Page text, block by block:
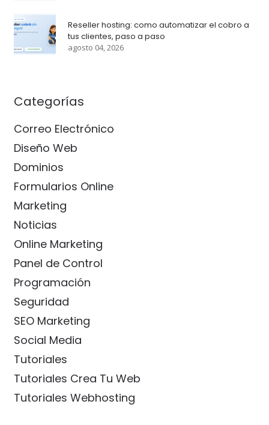
Reseller hosting: como automatizar el cobro a
tus clientes, paso a paso
agosto 04, 2026
Categorías
Correo Electrónico
Diseño Web
Dominios
Formularios Online
Marketing
Noticias
Online Marketing
Panel de Control
Programación
Seguridad
SEO Marketing
Social Media
Tutoriales
Tutoriales Crea Tu Web
Tutoriales Webhosting